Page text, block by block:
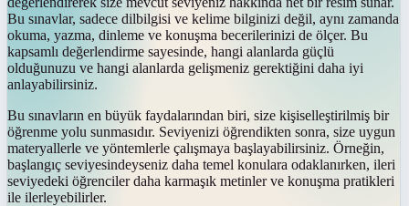
Bu sınavlar, sadece dilbilgisi ve kelime bilginizi değil, aynı zamanda
okuma, yazma, dinleme ve konuşma becerilerinizi de ölçer. Bu
kapsamlı değerlendirme sayesinde, hangi alanlarda güçlü
olduğunuzu ve hangi alanlarda gelişmeniz gerektiğini daha iyi
anlayabilirsiniz.
Bu sınavların en büyük faydalarından biri, size kişiselleştirilmiş bir
öğrenme yolu sunmasıdır. Seviyenizi öğrendikten sonra, size uygun
materyallerle ve yöntemlerle çalışmaya başlayabilirsiniz. Örneğin,
başlangıç seviyesindeyseniz daha temel konulara odaklanırken, ileri
seviyedeki öğrenciler daha karmaşık metinler ve konuşma pratikleri
ile ilerleyebilirler.